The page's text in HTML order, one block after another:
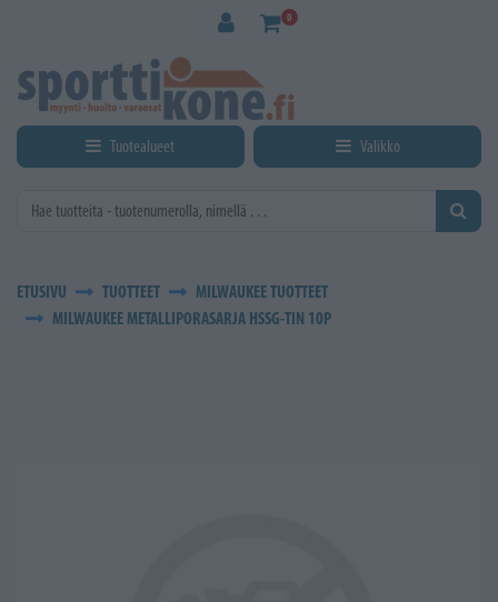
0
Tuotealueet Valikko
ETUSIVU TUOTTEET
MILWAUKEE TUOTTEET
MILWAUKEE METALLIPORASARJA HSSG-TIN 10P